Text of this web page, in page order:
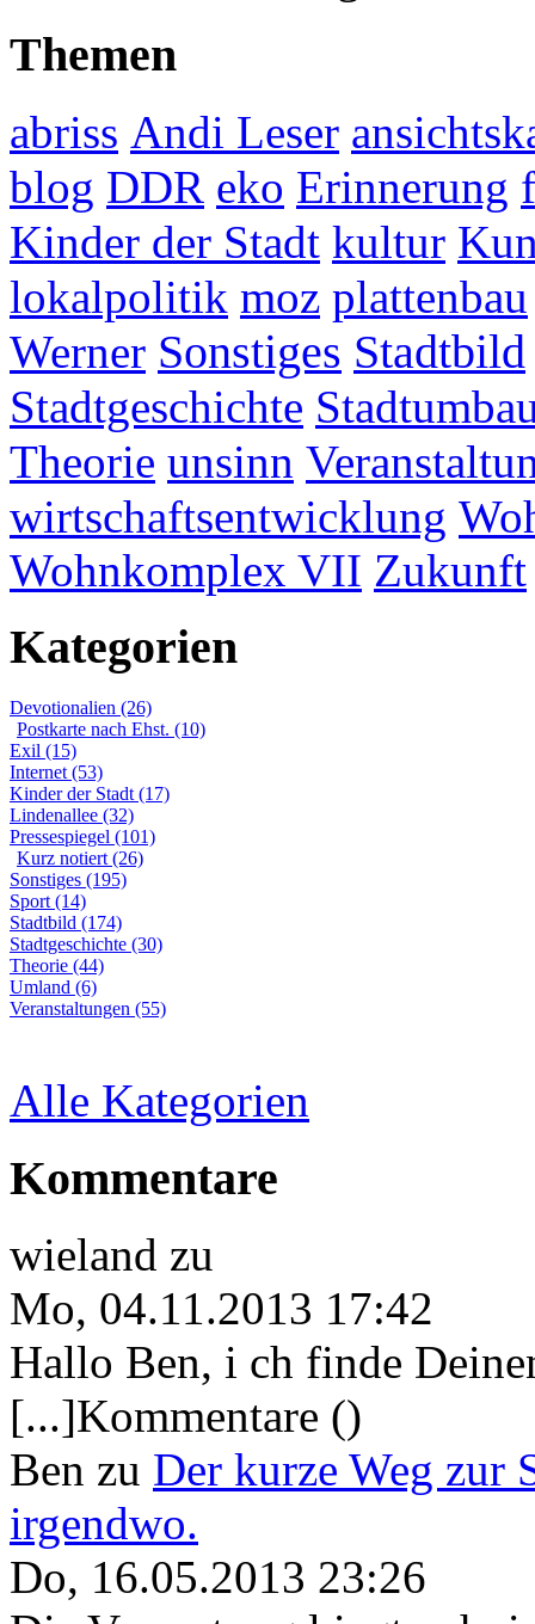
Themen
abriss Andi Leser
blog DDR eko Erinnerung
Kinder der Stadt kultur
lokalpolitik moz plattenbau
Werner Sonstiges Stadtbild
Stadtgeschichte
Theorie unsinn
wirtschaftsentwicklung
Wohnkomplex VII Zukunft
Kategorien
Devotionalien (26)
Postkarte nach Ehst. (10)
Exil (15)
Internet (53)
Kinder der Stadt (17)
Lindenallee (32)
Pressespiegel (101)
Kurz notiert (26)
Sonstiges (195)
Sport (14)
Stadtbild (174)
Stadtgeschichte (30)
Theorie (44)
Umland (6)
Veranstaltungen (55)
Alle Kategorien
Kommentare
wieland zu
Mo, 04.11.2013 17:42
Hallo Ben, i ch finde
[...]Kommentare ()
Ben zu Der kurze Weg zur
irgendwo.
Do, 16.05.2013 23:26